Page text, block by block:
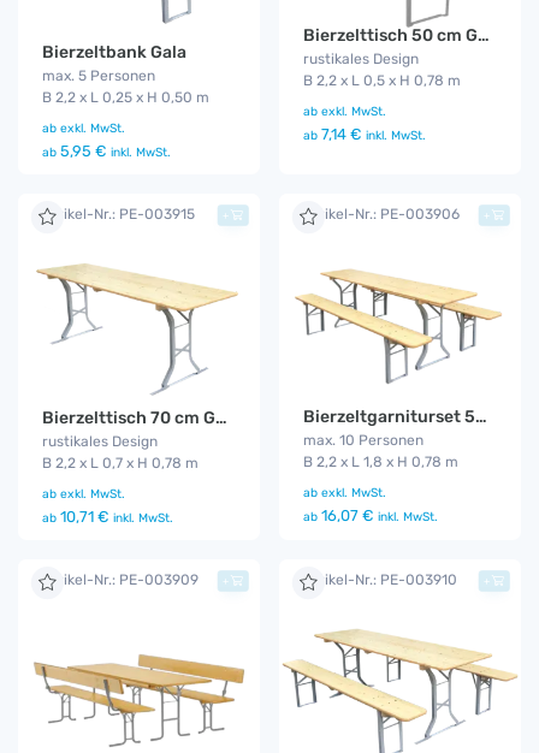
Bierzeltbank Gala
max. 5 Personen
B 2,2 x L 0,25 x H 0,50 m
ab exkl. MwSt.
ab 5,95 € inkl. MwSt.
Bierzelttisch 50 cm Gala
rustikales Design
B 2,2 x L 0,5 x H 0,78 m
ab exkl. MwSt.
ab 7,14 € inkl. MwSt.
Artikel-Nr.: PE-003915
Bierzelttisch 70 cm Gala
rustikales Design
B 2,2 x L 0,7 x H 0,78 m
ab exkl. MwSt.
ab 10,71 € inkl. MwSt.
+ Artikel-Nr.: PE-003906
Bierzeltgarniturset 50 cm Gala
max. 10 Personen
B 2,2 x L 1,8 x H 0,78 m
ab exkl. MwSt.
ab 16,07 € inkl. MwSt.
+
Artikel-Nr.: PE-003909 + Artikel-Nr.: PE-003910 +